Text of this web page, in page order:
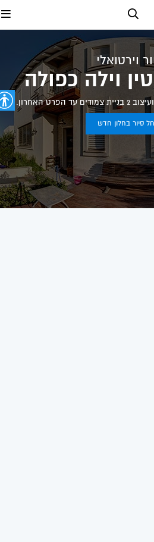
וירטואלי
וילה כפולה
האחרון.
סיור בחלון חדש